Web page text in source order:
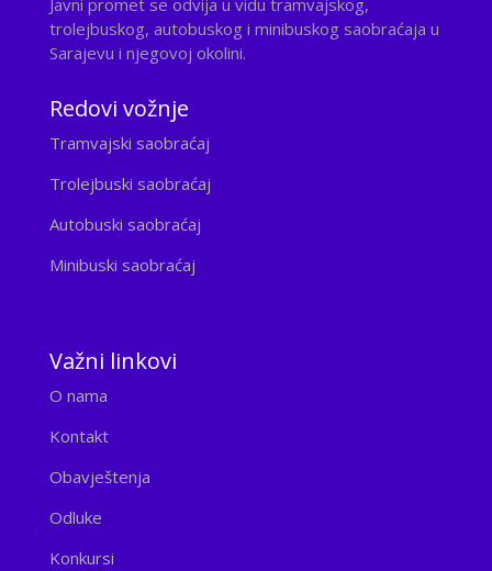
Javni promet se odvija u vidu tramvajskog,
trolejbuskog, autobuskog i minibuskog saobraćaja u
Sarajevu i njegovoj okolini.
Redovi vožnje
Tramvajski saobraćaj
Trolejbuski saobraćaj
Autobuski saobraćaj
Minibuski saobraćaj
Važni linkovi
O nama
Kontakt
Obavještenja
Odluke
Konkursi